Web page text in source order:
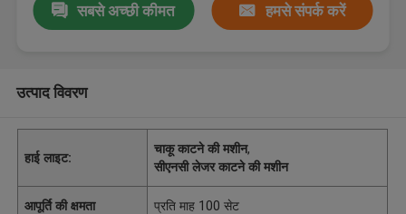
सबसे अच्छी कीमत हमसे संपर्क करें
उत्पाद विवरण
हाई लाइट:
चाकू काटने की मशीन,
सीएनसी लेजर काटने की मशीन
आपूर्ति की क्षमता प्रति माह 100 सेट